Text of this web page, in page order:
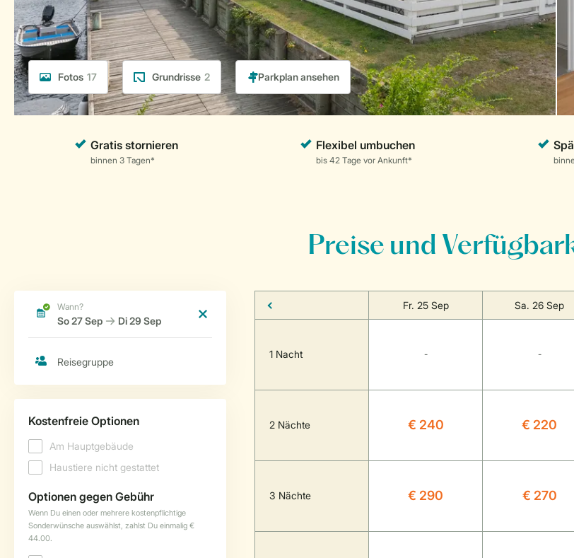
Fotos 17 Grundrisse 2
Preise und
Fr. 25 Sep Sa. 26 Sep
1 Nacht - -
2 Nächte € 240 € 220
3 Nächte € 290 € 270